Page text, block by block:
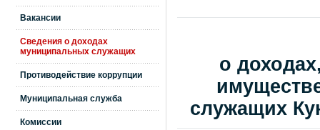
Вакансии
Сведения о доходах
муниципальных служащих
Противодействие коррупции
Муниципальная служба
Комиссии
о
служащих